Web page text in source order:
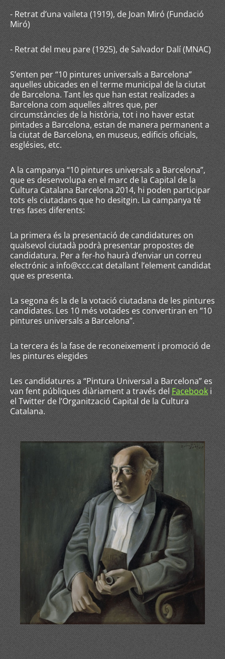
- Retrat d’una vaileta (1919), de Joan Miró (Fundació
Miró)
- Retrat del meu pare (1925), de Salvador Dalí (MNAC)
S’enten per “10 pintures universals a Barcelona”
aquelles ubicades en el terme municipal de la ciutat
de Barcelona. Tant les que han estat realizades a
Barcelona com aquelles altres que, per
circumstàncies de la història, tot i no haver estat
pintades a Barcelona, estan de manera permanent a
la ciutat de Barcelona, en museus, edificis oficials,
esglésies, etc.
A la campanya “10 pintures universals a Barcelona”,
que es desenvolupa en el marc de la Capital de la
Cultura Catalana Barcelona 2014, hi poden participar
tots els ciutadans que ho desitgin. La campanya té
tres fases diferents:
La primera és la presentació de candidatures on
qualsevol ciutadà podrà presentar propostes de
candidatura. Per a fer-ho haurà d’enviar un correu
electrónic a info@ccc.cat detallant l’element candidat
que es presenta.
La segona és la de la votació ciutadana de les pintures
candidates. Les 10 més votades es convertiran en “10
pintures universals a Barcelona”.
La tercera és la fase de reconeixement i promoció de
les pintures elegides
Les candidatures a “Pintura Universal a Barcelona” es
van fent públiques diàriament a través del Facebook i
el Twitter de l’Organització Capital de la Cultura
Catalana.